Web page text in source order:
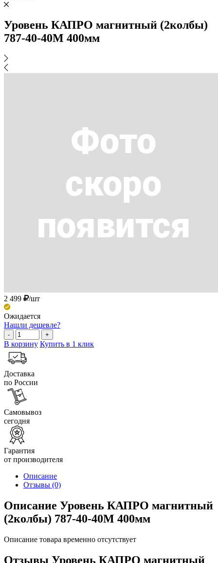
Уровень КАПРО магнитный (2колбы)
787-40-40М 400мм
2 499 /шт
Ожидается
Нашли дешевле?
- +
В корзину Купить в 1 клик
Доставка
по России
Самовывоз
сегодня
Гарантия
от производителя
Описание
Отзывы (0)
Описание Уровень КАПРО магнитный
(2колбы) 787-40-40М 400мм
Описание товара временно отсутствует
Отзывы Уровень КАПРО магнитный